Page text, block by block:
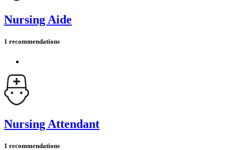
Nursing Aide
1 recommendations
Nursing Attendant
1 recommendations